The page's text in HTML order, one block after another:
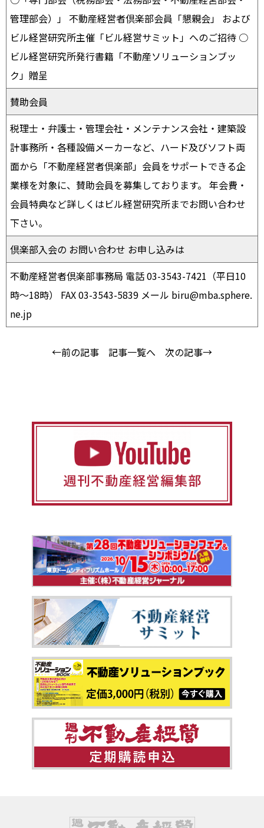
管理部会）」 不動産経営者倶楽部会員「懇親会」 および
ビル経営研究所主催「ビル経営サミット」へのご招待 ○
ビル経営研究所発行書籍「不動産ソリューションブッ
ク」贈呈
賛助会員
税理士・弁護士・管理会社・メンテナンス会社・建築設
計事務所・各種設備メーカーなど、ハード及びソフト両
面から「不動産経営者倶楽部」会員をサポートできる企
業様を対象に、賛助会員を募集しております。 年会費・
会員特典など詳しくはビル経営研究所までお問い合わせ
下さい。
倶楽部入会の お問い合わせ お申し込みは
不動産経営者倶楽部事務局 電話 03-3543-7421（平日10
時〜18時） FAX 03-3543-5839 メール biru@mba.sphere.
ne.jp
←前の記事 記事一覧へ 次の記事→